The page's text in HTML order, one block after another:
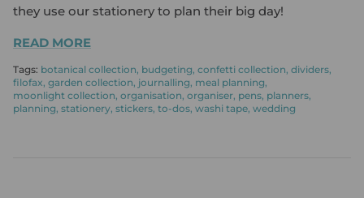
they use our stationery to plan their big day!
READ MORE
Tags: botanical collection budgeting confetti collection dividers
filofax garden collection journalling meal planning
moonlight collection organisation organiser pens planners
planning stationery stickers to-dos washi tape wedding